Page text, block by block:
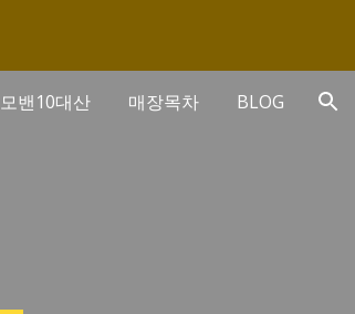
모밴10대산 매장목차 BLOG